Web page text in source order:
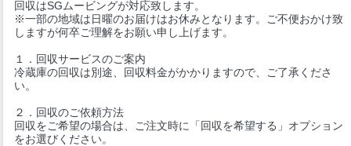
回収はSGムービングが対応致します。
※一部の地域は日曜のお届けはお休みとなります。ご不便おかけ致
しますが何卒ご理解をお願い申し上げます。
１．回収サービスのご案内
冷蔵庫の回収は別途、回収料金がかかりますので、ご了承くださ
い。
２．回収のご依頼方法
回収をご希望の場合は、ご注文時に「回収を希望する」オプション
をお選びください。